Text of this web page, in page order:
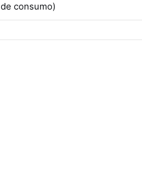
de consumo)